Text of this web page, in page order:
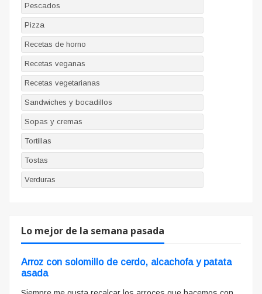
Pescados
Pizza
Recetas de horno
Recetas veganas
Recetas vegetarianas
Sandwiches y bocadillos
Sopas y cremas
Tortillas
Tostas
Verduras
Lo mejor de la semana pasada
Arroz con solomillo de cerdo, alcachofa y patata
asada